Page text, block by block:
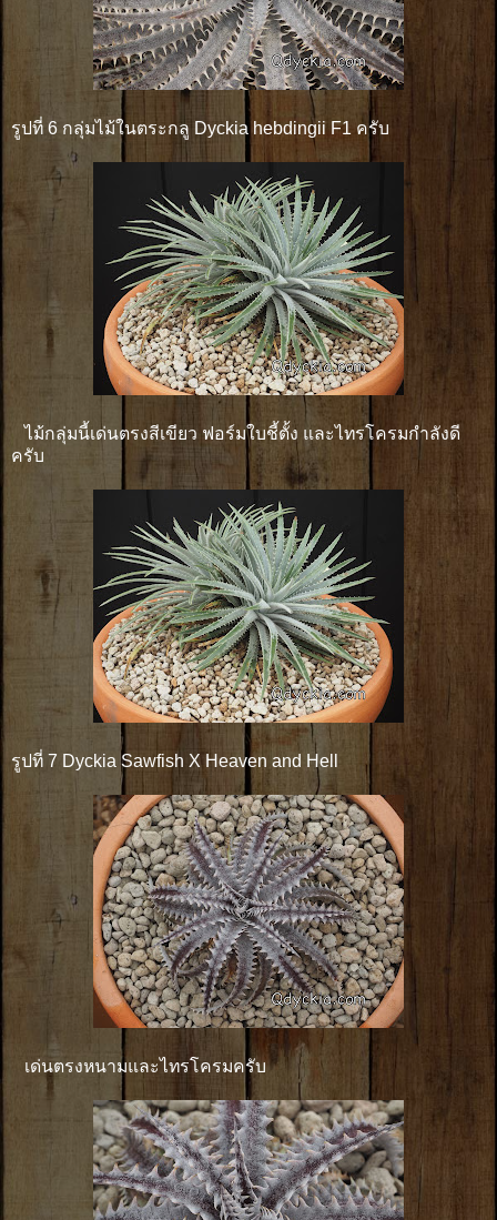
รูปที่ 6 กลุ่มไม้ในตระกลู Dyckia hebdingii F1 ครับ
ไม้กลุ่มนี้เด่นตรงสีเขียว ฟอร์มใบชี้ตั้ง และไทรโครมกำลังดี
ครับ
รูปที่ 7 Dyckia Sawfish X Heaven and Hell
เด่นตรงหนามและไทรโครมครับ